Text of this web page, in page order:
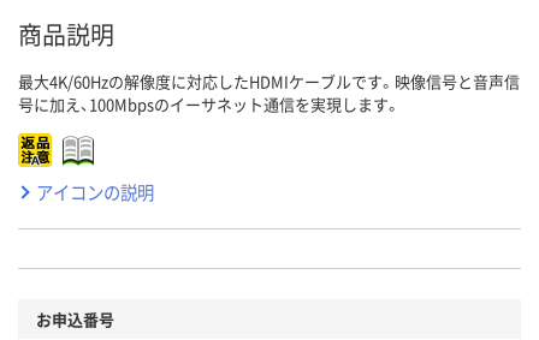
商品説明
最大4K/60Hzの解像度に対応したHDMIケーブルです。映像信号と音声信
号に加え、100Mbpsのイーサネット通信を実現します。
アイコンの説明
お申込番号